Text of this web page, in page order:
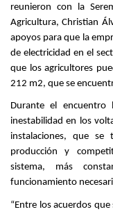
reunieron con la
Agricultura, Christian
apoyos para que la
de electricidad en el
que los agricultores
212 m2, que se
Durante el encuentro
inestabilidad en los
instalaciones, que
producción y
sistema, más
funcionamiento
“Entre los acuerdos